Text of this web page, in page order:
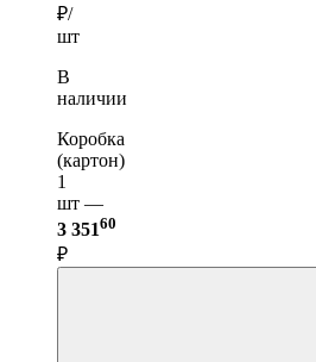
₽/
шт
В
наличии
Коробка
(картон)
1
шт —
3 35160
₽